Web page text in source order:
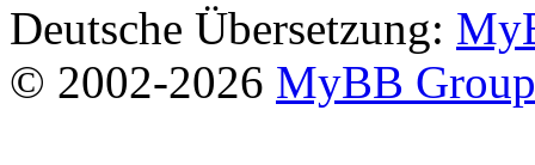
Deutsche Übersetzung:
© 2002-2026 MyBB Group